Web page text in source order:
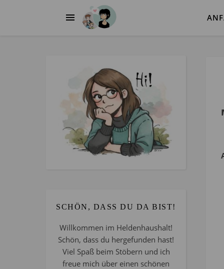
SCHÖN, DASS DU DA BIST!
Willkommen im Heldenhaushalt!
Schön, dass du hergefunden hast!
Viel Spaß beim Stöbern und ich
freue mich über einen schönen